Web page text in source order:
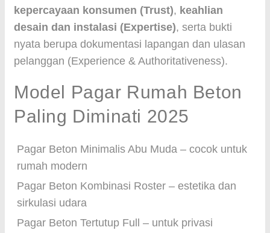
kepercayaan konsumen (Trust), keahlian
desain dan instalasi (Expertise), serta bukti
nyata berupa dokumentasi lapangan dan ulasan
pelanggan (Experience & Authoritativeness).
Model Pagar Rumah Beton
Paling Diminati 2025
Pagar Beton Minimalis Abu Muda – cocok untuk
rumah modern
Pagar Beton Kombinasi Roster – estetika dan
sirkulasi udara
Pagar Beton Tertutup Full – untuk privasi